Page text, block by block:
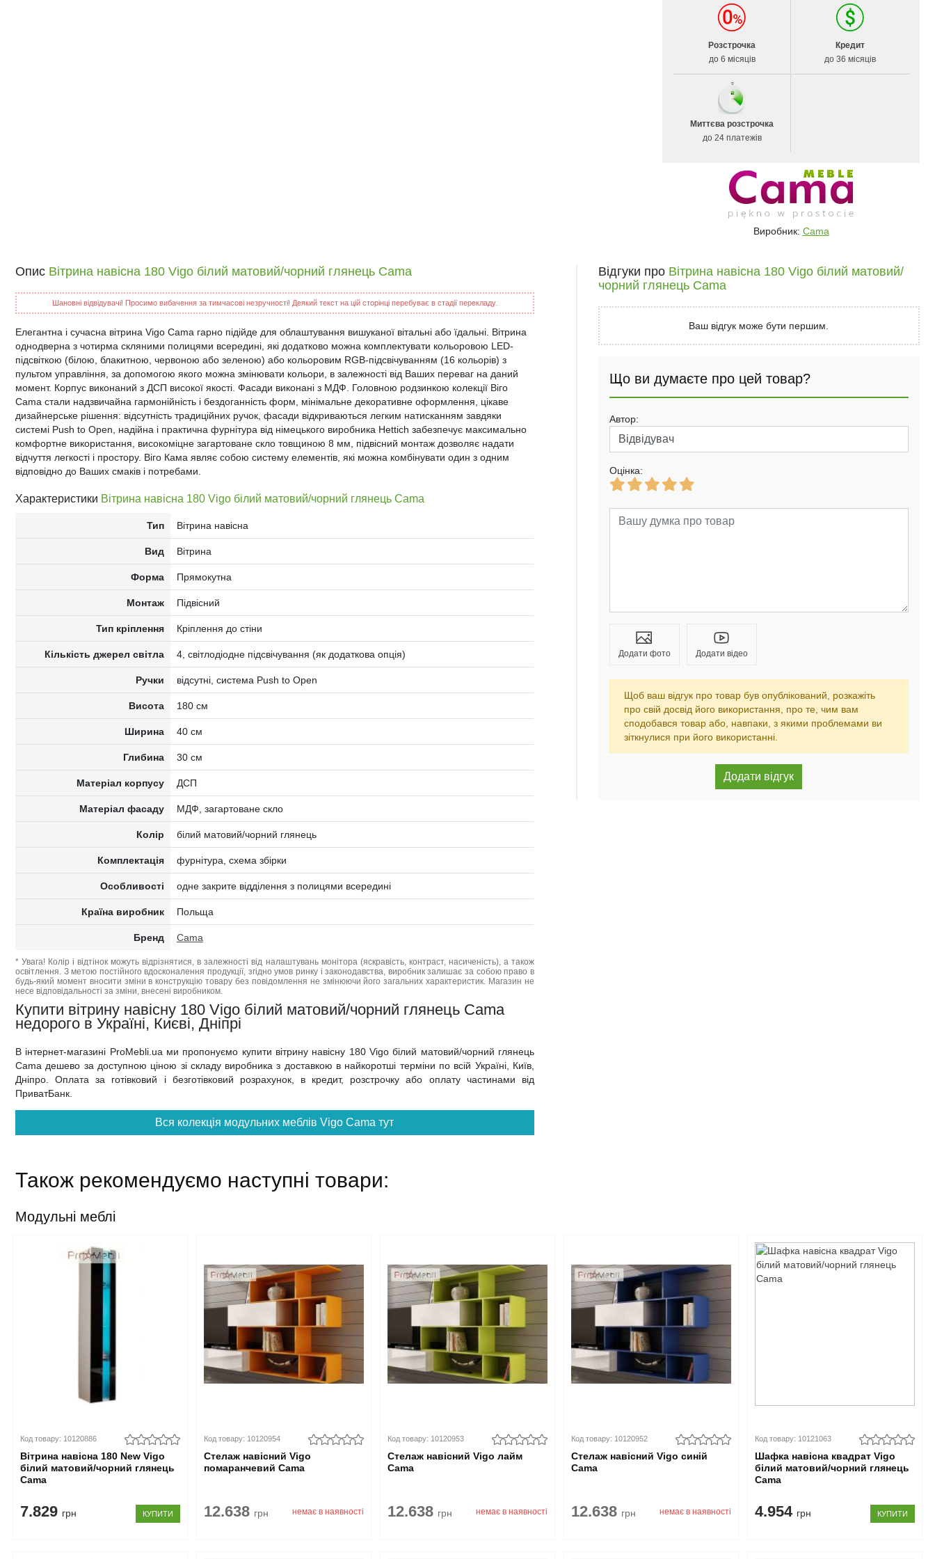
Розстрочка
до 6 місяців
Кредит
до 36 місяців
Миттєва розстрочка
до 24 платежів
Виробник: Cama
Опис Вітрина навісна 180 Vigo білий матовий/чорний глянець Cama
Шановні відвідувачі! Просимо вибачення за тимчасові незручності! Деякий текст на цій сторінці перебуває в стадії перекладу.
Елегантна і сучасна вітрина Vigo Cama гарно підійде для облаштування вишуканої вітальні або їдальні. Вітрина
однодверна з чотирма скляними полицями всередині, які додатково можна комплектувати кольоровою LED-
підсвіткою (білою, блакитною, червоною або зеленою) або кольоровим RGB-підсвічуванням (16 кольорів) з
пультом управління, за допомогою якого можна змінювати кольори, в залежності від Ваших переваг на даний
момент. Корпус виконаний з ДСП високої якості. Фасади виконані з МДФ. Головною родзинкою колекції Віго
Cama стали надзвичайна гармонійність і бездоганність форм, мінімальне декоративне оформлення, цікаве
дизайнерське рішення: відсутність традиційних ручок, фасади відкриваються легким натисканням завдяки
системі Push to Open, надійна і практична фурнітура від німецького виробника Hettich забезпечує максимально
комфортне використання, високоміцне загартоване скло товщиною 8 мм, підвісний монтаж дозволяє надати
відчуття легкості і простору. Віго Кама являє собою систему елементів, які можна комбінувати один з одним
відповідно до Ваших смаків і потребами.
Характеристики Вітрина навісна 180 Vigo білий матовий/чорний глянець Cama
Тип Вітрина навісна
Вид Вітрина
Форма Прямокутна
Монтаж Підвісний
Тип кріплення Кріплення до стіни
Кількість джерел світла 4, світлодіодне підсвічування (як додаткова опція)
Ручки відсутні, система Push to Open
Висота 180 см
Ширина 40 см
Глибина 30 см
Матеріал корпусу ДСП
Матеріал фасаду МДФ, загартоване скло
Колір білий матовий/чорний глянець
Комплектація фурнітура, схема збірки
Особливості одне закрите відділення з полицями всередині
Країна виробник Польща
Бренд Cama
* Увага! Колір і відтінок можуть відрізнятися, в залежності від налаштувань монітора (яскравість, контраст, насиченість), а також
освітлення. З метою постійного вдосконалення продукції, згідно умов ринку і законодавства, виробник залишає за собою право в
будь-який момент вносити зміни в конструкцію товару без повідомлення не змінюючи його загальних характеристик. Магазин не
несе відповідальності за зміни, внесені виробником.
Купити вітрину навісну 180 Vigo білий матовий/чорний глянець Cama
недорого в Україні, Києві, Дніпрі
В інтернет-магазині ProMebli.ua ми пропонуємо купити вітрину навісну 180 Vigo білий матовий/чорний глянець
Cama дешево за доступною ціною зі складу виробника з доставкою в найкоротші терміни по всій Україні, Київ,
Дніпро. Оплата за готівковий і безготівковий розрахунок, в кредит, розстрочку або оплату частинами від
ПриватБанк.
Вся колекція модульних меблів Vigo Cama тут
Відгуки про Вітрина навісна 180 Vigo білий матовий/
чорний глянець Cama
Ваш відгук може бути першим.
Що ви думаєте про цей товар?
Автор:
Оцінка:
Додати фото Додати відео
Щоб ваш відгук про товар був опублікований, розкажіть
про свій досвід його використання, про те, чим вам
сподобався товар або, навпаки, з якими проблемами ви
зіткнулися при його використанні.
Також рекомендуємо наступні товари:
Модульні меблі
Код товару: 10120886
Вітрина навісна 180 New Vigo
білий матовий/чорний глянець
Cama
7.829 грн КУПИТИ
Код товару: 10120954
Стелаж навісний Vigo
помаранчевий Cama
12.638 грн немає в наявності
Код товару: 10120953
Стелаж навісний Vigo лайм
Cama
12.638 грн немає в наявності
Код товару: 10120952
Стелаж навісний Vigo синій
Cama
12.638 грн немає в наявності
Код товару: 10121063
Шафка навісна квадрат Vigo
білий матовий/чорний глянець
Cama
4.954 грн КУПИТИ